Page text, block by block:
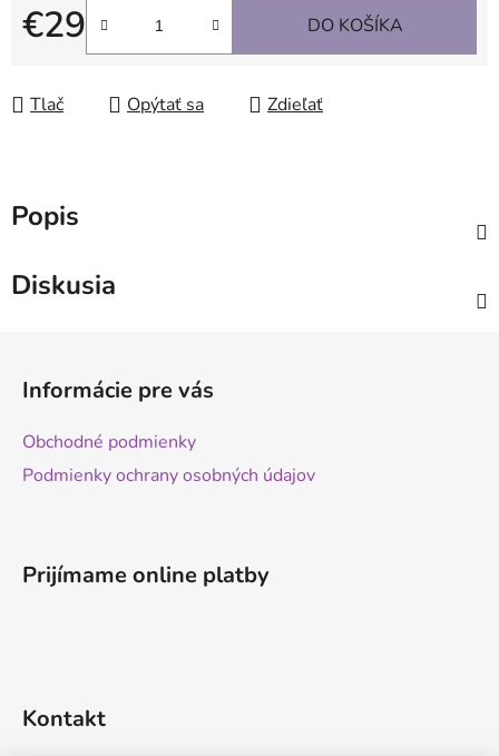
€29
Jednotková cena:
DO KOŠÍKA
Tlač Opýtať sa Zdieľať
Popis
Diskusia
Informácie pre vás
Obchodné podmienky
Podmienky ochrany osobných údajov
Prijímame online platby
Kontakt